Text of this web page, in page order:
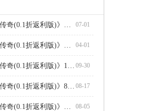
KU25《降魔传奇(0.1折返利版)》对随机抽取类玩法及其概率公示 07-01
KU25《降魔传奇(0.1折返利版)》关服公告 04-01
KU25《降魔传奇(0.1折返利版)》10.1-10.8日处暑限时活动公告 09-30
KU25《降魔传奇(0.1折返利版)》8.18-8.24日处暑限时公告 08-17
KU25《降魔传奇(0.1折返利版)》服务器冠名活动公告 08-05